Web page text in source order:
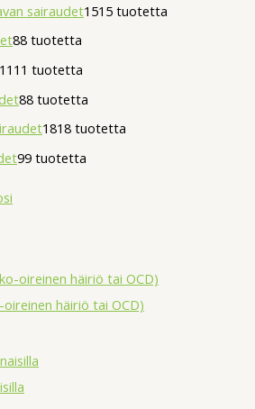
sairaudet1515 tuotetta
88 tuotetta
11 11 tuotetta
88 tuotetta
1818 tuotetta
99 tuotetta
häiriö tai OCD)